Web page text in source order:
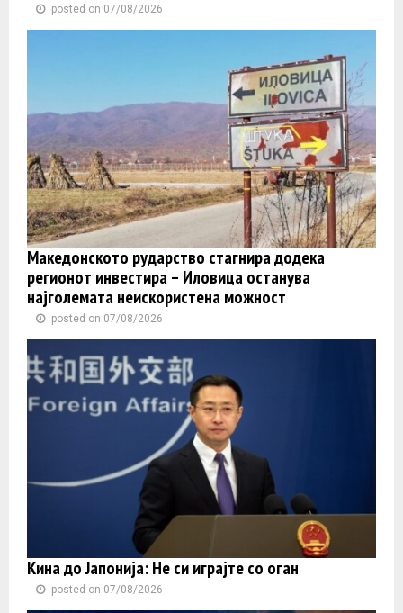
posted on 07/08/2026
Македонското рударство стагнира додека
регионот инвестира – Иловица останува
најголемата неискористена можност
posted on 07/08/2026
Кина до Јапонија: Не си играјте со оган
posted on 07/08/2026